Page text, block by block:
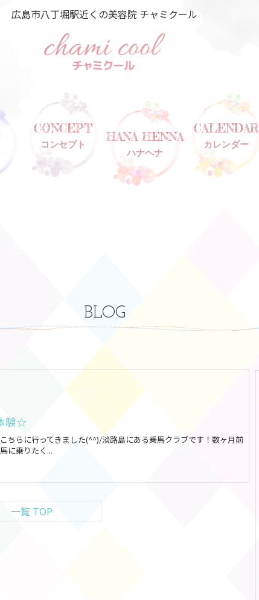
広島市八丁堀駅近くの美容院 チャミクール
CONCEPT
コンセプト
HANA HENNA
ハナヘナ
CALENDAR
カレンダー
BLOG
験☆
ちらに行ってきました(^^)/淡路島にある乗馬クラブです！数ヶ月前
に乗りたく...
一覧 TOP